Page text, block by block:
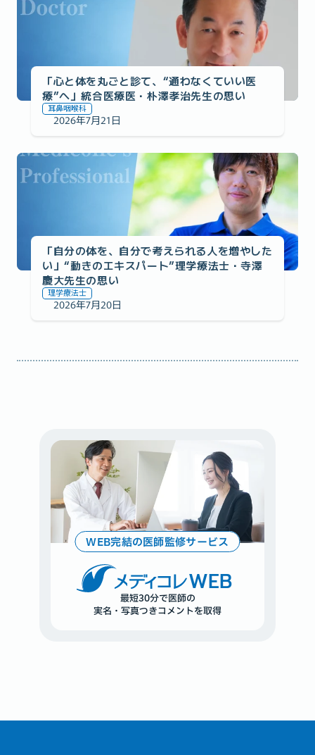
「心と体を丸ごと診て、“通わなくていい医
療”へ」統合医療医・朴澤孝治先生の思い
耳鼻咽喉科
2026年7月21日
医師監修への想い
「自分の体を、自分で考えられる人を増やした
い」“動きのエキスパート”理学療法士・寺澤
慶大先生の思い
理学療法士
2026年7月20日
WEB完結の医師監修サービス
WEB
最短30分で医師の
実名・写真つきコメントを取得